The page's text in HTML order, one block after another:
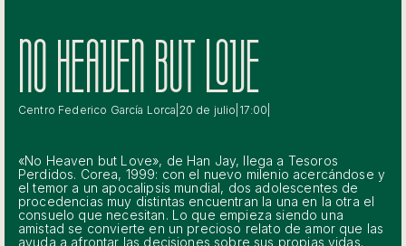
NO HEAVEN BUT LOVE
Centro Federico García Lorca 20 de julio 17:00
«No Heaven but Love», de Han Jay, llega a Tesoros
Perdidos. Corea, 1999: con el nuevo milenio acercándose y
el temor a un apocalipsis mundial, dos adolescentes de
procedencias muy distintas encuentran la una en la otra el
consuelo que necesitan. Lo que empieza siendo una
amistad se convierte en un precioso relato de amor que las
ayuda a afrontar las decisiones sobre sus propias vidas.